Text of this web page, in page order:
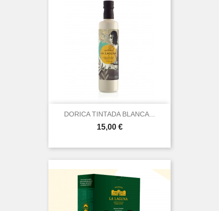
DORICA TINTADA BLANCA...
Prezo
15,00 €